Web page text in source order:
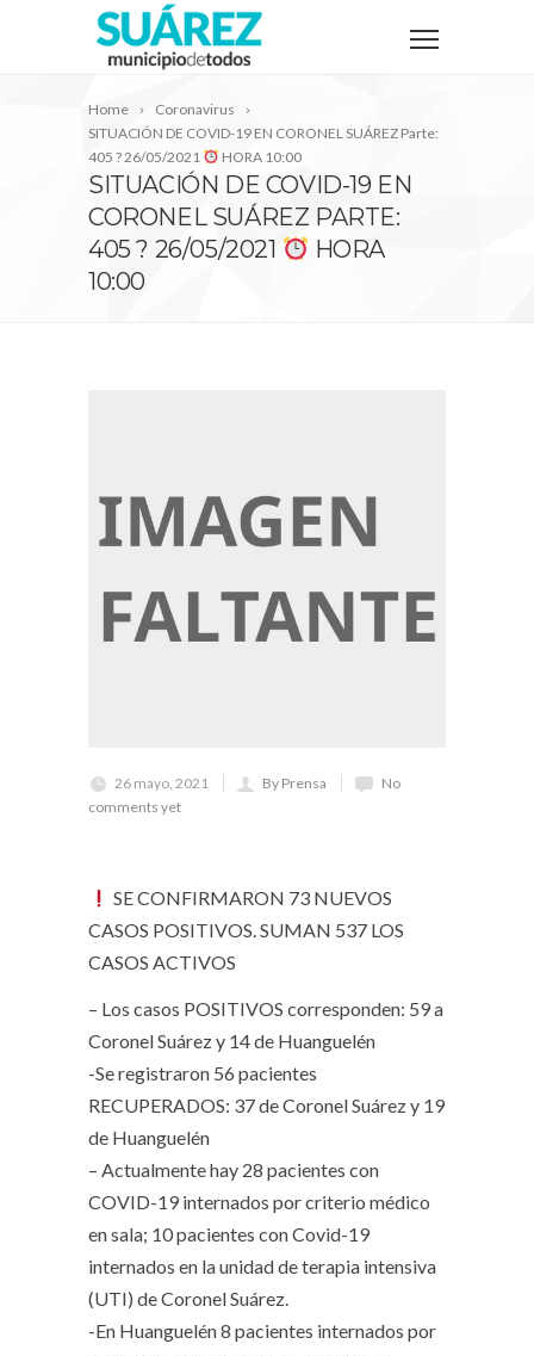
Home
Coronavirus
SITUACIÓN DE COVID-19 EN CORONEL SUÁREZ Parte:
405 ? 26/05/2021
HORA 10:00
SITUACIÓN DE COVID-19 EN
CORONEL SUÁREZ PARTE:
405 ? 26/05/2021
HORA
10:00
26 mayo, 2021 By Prensa
No
comments yet
SE CONFIRMARON 73 NUEVOS
CASOS POSITIVOS. SUMAN 537 LOS
CASOS ACTIVOS
– Los casos POSITIVOS corresponden: 59 a
Coronel Suárez y 14 de Huanguelén
-Se registraron 56 pacientes
RECUPERADOS: 37 de Coronel Suárez y 19
de Huanguelén
– Actualmente hay 28 pacientes con
COVID-19 internados por criterio médico
en sala; 10 pacientes con Covid-19
internados en la unidad de terapia intensiva
(UTI) de Coronel Suárez.
-En Huanguelén 8 pacientes internados por